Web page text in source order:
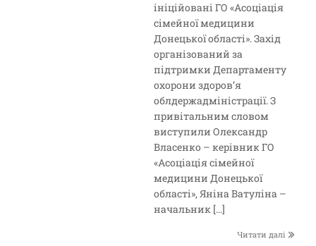
ініційовані ГО «Асоціація
сімейної медицини
Донецької області». Захід
організований за
підтримки Департаменту
охорони здоров’я
облдержадміністрації. З
привітальним словом
виступили Олександр
Власенко – керівник ГО
«Асоціація сімейної
медицини Донецької
області», Яніна Ватуліна –
начальник […]
Читати далі